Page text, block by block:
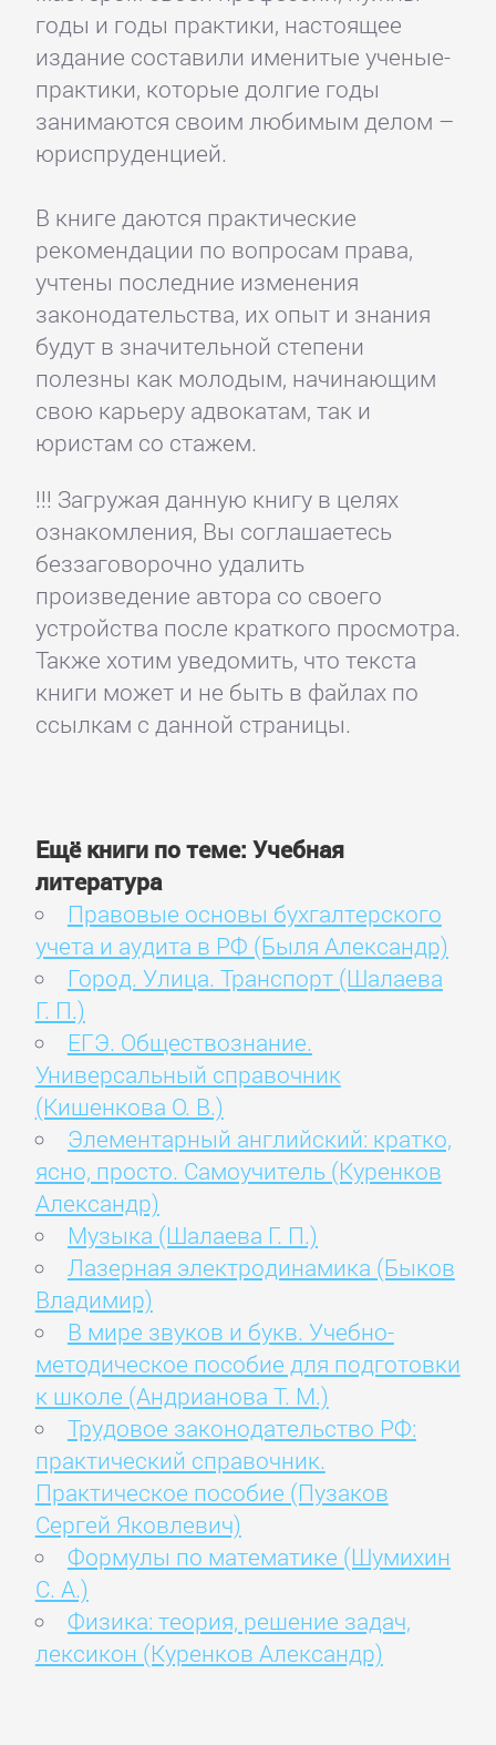
годы и годы практики, настоящее
издание составили именитые ученые-
практики, которые долгие годы
занимаются своим любимым делом –
юриспруденцией.
В книге даются практические
рекомендации по вопросам права,
учтены последние изменения
законодательства, их опыт и знания
будут в значительной степени
полезны как молодым, начинающим
свою карьеру адвокатам, так и
юристам со стажем.
!!! Загружая данную книгу в целях
ознакомления, Вы соглашаетесь
беззаговорочно удалить
произведение автора со своего
устройства после краткого просмотра.
Также хотим уведомить, что текста
книги может и не быть в файлах по
ссылкам с данной страницы.
Ещё книги по теме: Учебная
литература
Правовые основы бухгалтерского
учета и аудита в РФ (Быля Александр)
Город. Улица. Транспорт (Шалаева
Г. П.)
ЕГЭ. Обществознание.
Универсальный справочник
(Кишенкова О. В.)
Элементарный английский: кратко,
ясно, просто. Самоучитель (Куренков
Александр)
Музыка (Шалаева Г. П.)
Лазерная электродинамика (Быков
Владимир)
В мире звуков и букв. Учебно-
методическое пособие для подготовки
к школе (Андрианова Т. М.)
Трудовое законодательство РФ:
практический справочник.
Практическое пособие (Пузаков
Сергей Яковлевич)
Формулы по математике (Шумихин
С. А.)
Физика: теория, решение задач,
лексикон (Куренков Александр)